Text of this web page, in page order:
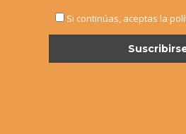
Si continúas, aceptas la